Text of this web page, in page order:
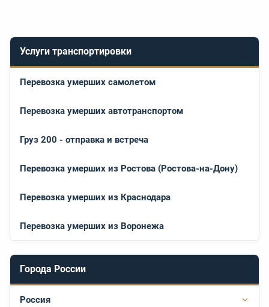
Услуги транспортировки
Перевозка умерших самолетом
Перевозка умерших автотранспортом
Груз 200 - отправка и встреча
Перевозка умерших из Ростова (Ростова-на-Дону)
Перевозка умерших из Краснодара
Перевозка умерших из Воронежа
Города России
Россия